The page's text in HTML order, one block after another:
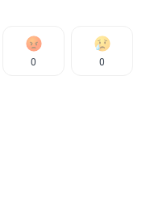
0 0